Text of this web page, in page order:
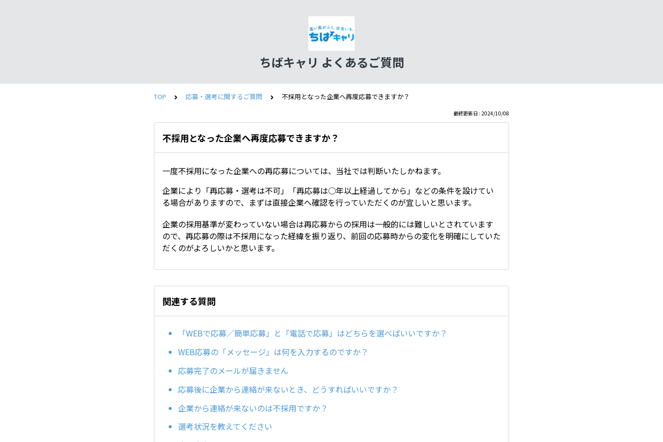
ちばキャリ よくあるご質問
TOP 応募・選考に関するご質問 不採用となった企業へ再度応募できますか？
最終更新日 : 2024/10/08
不採用となった企業へ再度応募できますか？
一度不採用になった企業への再応募については、当社では判断いたしかねます。
企業により「再応募・選考は不可」「再応募は○年以上経過してから」などの条件を設けてい
る場合がありますので、まずは直接企業へ確認を行っていただくのが宜しいと思います。
企業の採用基準が変わっていない場合は再応募からの採用は一般的には難しいとされています
ので、再応募の際は不採用になった経緯を振り返り、前回の応募時からの変化を明確にしていた
だくのがよろしいかと思います。
関連する質問
「WEBで応募／簡単応募」と「電話で応募」はどちらを選べばいいですか？
WEB応募の「メッセージ」は何を入力するのですか？
応募完了のメールが届きません
応募後に企業から連絡が来ないとき、どうすればいいですか？
企業から連絡が来ないのは不採用ですか？
選考状況を教えてください